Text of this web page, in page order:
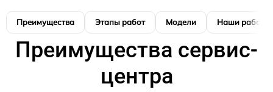
Преимущества Этапы работ Модели Наши работы
Преимущества сервис-
центра